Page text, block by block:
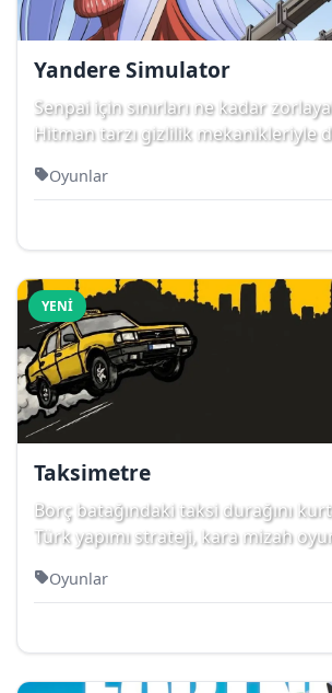
Yandere Simulator
Senpai için sınırları ne kadar
Hitman tarzı gizlilik mekanikleriyle
Oyunlar
YENI
Taksimetre
Borç batağındaki taksi durağını
Türk yapımı strateji, kara mizah
Oyunlar